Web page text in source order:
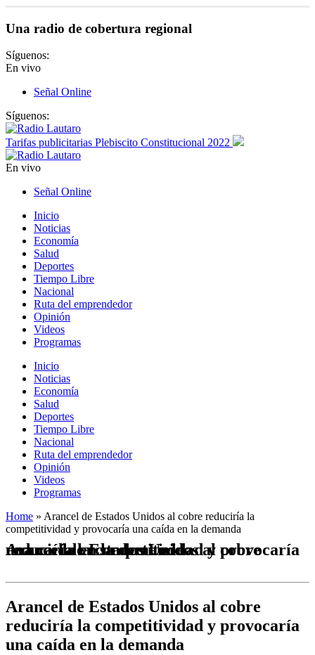
Una radio de cobertura regional
Síguenos:
En vivo
Señal Online
Síguenos:
Tarifas publicitarias Plebiscito Constitucional 2022
En vivo
Señal Online
Inicio
Noticias
Economía
Salud
Deportes
Tiempo Libre
Nacional
Ruta del emprendedor
Opinión
Videos
Programas
Inicio
Noticias
Economía
Salud
Deportes
Tiempo Libre
Nacional
Ruta del emprendedor
Opinión
Videos
Programas
Home » Arancel de Estados Unidos al cobre reduciría la
competitividad y provocaría una caída en la demanda
Arancel de Estados Unidos al cobre reduciría la competitividad y provocaría una caída en la demanda
Arancel de Estados Unidos al cobre
reduciría la competitividad y provocaría
una caída en la demanda